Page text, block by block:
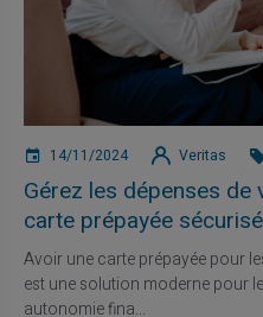
14/11/2024 Veritas
Gérez les dépenses de
carte prépayée
Avoir une carte prépayée pour
est une solution moderne pour
autonomie fina...